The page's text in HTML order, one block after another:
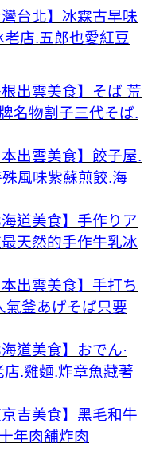
台北】冰霖古早味
店.五郎也愛紅豆
出雲美食】そば 荒
名物割子三代そば.
出雲美食】餃子屋.
風味紫蘇煎餃.海
道美食】手作りア
天然的手作牛乳冰
出雲美食】手打ち
氣釜あげそば只要
道美食】おでん·
.雞麵.炸章魚藏著
吉美食】黑毛和牛
年肉舖炸肉